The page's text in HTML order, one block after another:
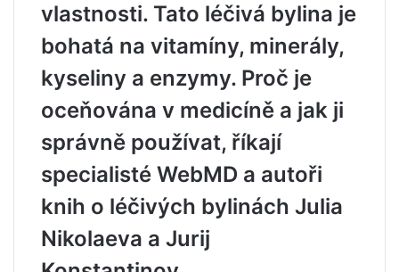
vlastnosti. Tato léčivá bylina je
bohatá na vitamíny, minerály,
kyseliny a enzymy. Proč je
oceňována v medicíně a jak ji
správně používat, říkají
specialisté WebMD a autoři
knih o léčivých bylinách Julia
Nikolaeva a Jurij